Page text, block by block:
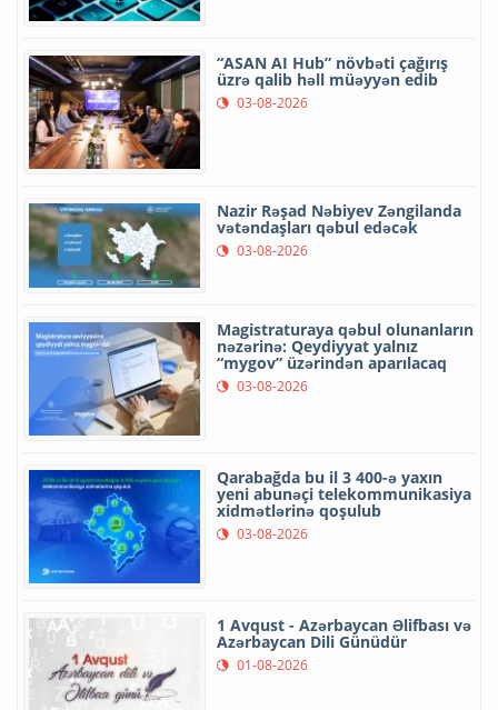
“ASAN AI Hub” növbəti çağırış
üzrə qalib həll müəyyən edib
03-08-2026
Nazir Rəşad Nəbiyev Zəngilanda
vətəndaşları qəbul edəcək
03-08-2026
Magistraturaya qəbul olunanların
nəzərinə: Qeydiyyat yalnız
“mygov” üzərindən aparılacaq
03-08-2026
Qarabağda bu il 3 400-ə yaxın
yeni abunəçi telekommunikasiya
xidmətlərinə qoşulub
03-08-2026
1 Avqust - Azərbaycan Əlifbası və
Azərbaycan Dili Günüdür
01-08-2026